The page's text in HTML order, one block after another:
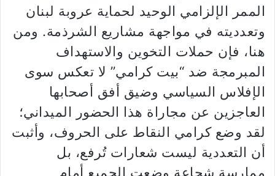
الممر الإلزامي الوحيد لحماية عروبة لبنان
وتعدديته في مواجهة مشاريع الشرذمة. ومن
هنا، فإن حملات التخوين والاستهداف
المبرمجة ضد “بيت كرامي” لا تعكس سوى
الإفلاس السياسي وضيق أفق أصحابها
العاجزين عن مجاراة هذا الحضور الميداني؛
لقد وضع كرامي النقاط على الحروف، وأثبت
أن التعددية ليست شعارات تُرفع، بل
ممارسة شجاعة وضعت الجميع أمام